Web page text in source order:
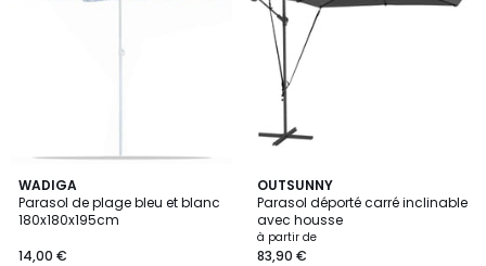
WADIGA
Parasol de plage bleu et blanc
180x180x195cm
14,00 €
OUTSUNNY
Parasol déporté carré inclinable
avec housse
à partir de
83,90 €
2
Couleurs